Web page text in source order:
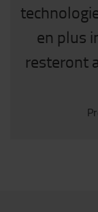
en plus
resteront